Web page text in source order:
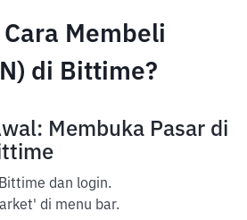
Membeli
di Bittime?
Membuka Pasar di
dan login.
di menu bar.